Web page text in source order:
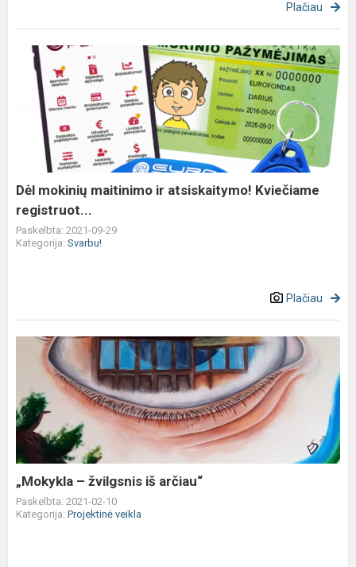
Plačiau
Dėl
mokinių
maitinimo
atsiskaitymo!
Kviečiame
registruot...
Dėl mokinių maitinimo ir atsiskaitymo! Kviečiame
registruot...
Paskelbta: 2021-09-29
Kategorija: Svarbu!
Plačiau
„Mokykla
žvilgsnis
iš
arčiau“
„Mokykla – žvilgsnis iš arčiau“
Paskelbta: 2021-02-10
Kategorija: Projektinė veikla